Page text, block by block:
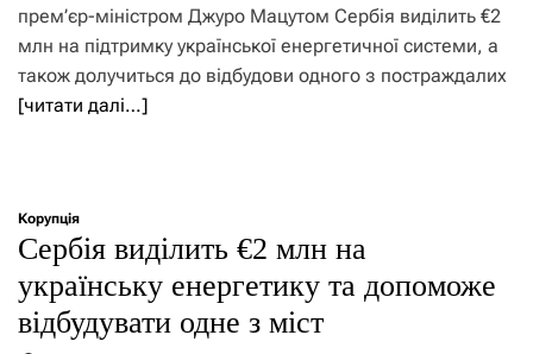
прем’єр-міністром Джуро Мацутом Сербія виділить €2
млн на підтримку української енергетичної системи, а
також долучиться до відбудови одного з постраждалих
[читати далі…]
Корупція
Сербія виділить €2 млн на
українську енергетику та допоможе
відбудувати одне з міст